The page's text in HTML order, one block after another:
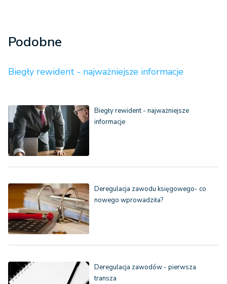
Podobne
Biegły rewident - najważniejsze informacje
Biegły rewident - najważniejsze
informacje
Deregulacja zawodu księgowego- co
nowego wprowadziła?
Deregulacja zawodów - pierwsza
transza